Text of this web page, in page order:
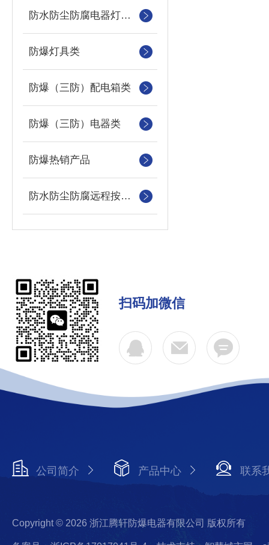
防水防尘防腐电器灯具类
防爆灯具类
防爆（三防）配电箱类
防爆（三防）电器类
防爆热销产品
防水防尘防腐远程按钮盒
扫码加微信
公司简介 产品中心 联系
Copyright © 2026 浙江腾轩防爆电器有限公司 版权所有